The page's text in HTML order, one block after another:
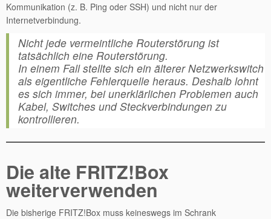
Kommunikation (z. B. Ping oder SSH) und nicht nur der
Internetverbindung.
Nicht jede vermeintliche Routerstörung ist
tatsächlich eine Routerstörung.
In einem Fall stellte sich ein älterer Netzwerkswitch
als eigentliche Fehlerquelle heraus. Deshalb lohnt
es sich immer, bei unerklärlichen Problemen auch
Kabel, Switches und Steckverbindungen zu
kontrollieren.
Die alte FRITZ!Box
weiterverwenden
Die bisherige FRITZ!Box muss keineswegs im Schrank